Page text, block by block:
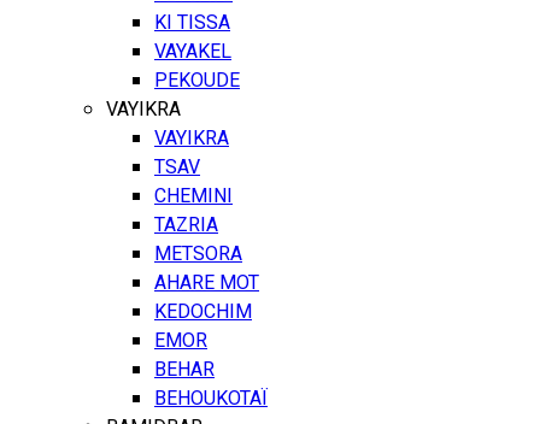
KI TISSA
VAYAKEL
PEKOUDE
VAYIKRA
VAYIKRA
TSAV
CHEMINI
TAZRIA
METSORA
AHARE MOT
KEDOCHIM
EMOR
BEHAR
BEHOUKOTAÏ